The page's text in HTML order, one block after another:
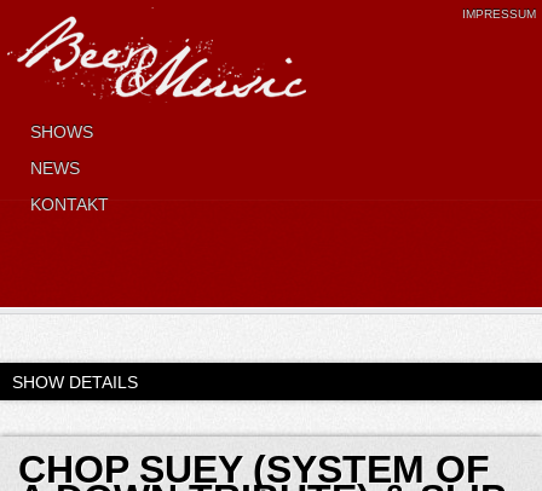
SHOWS
NEWS
KONTAKT
IMPRESSUM
SHOW DETAILS
CHOP SUEY (SYSTEM OF